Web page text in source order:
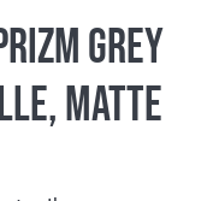
Grey
Matte